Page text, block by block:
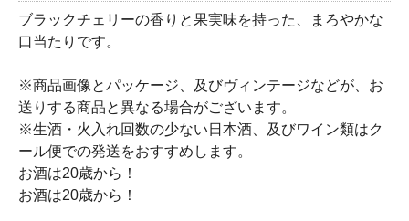
ブラックチェリーの香りと果実味を持った、まろやかな
口当たりです。
※商品画像とパッケージ、及びヴィンテージなどが、お
送りする商品と異なる場合がございます。
※生酒・火入れ回数の少ない日本酒、及びワイン類はク
ール便での発送をおすすめします。
お酒は20歳から！
お酒は20歳から！